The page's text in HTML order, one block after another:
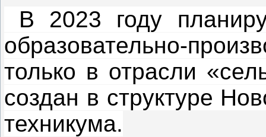
В 2023 году
образовательно-
только в отрасли
создан в структуре
техникума.